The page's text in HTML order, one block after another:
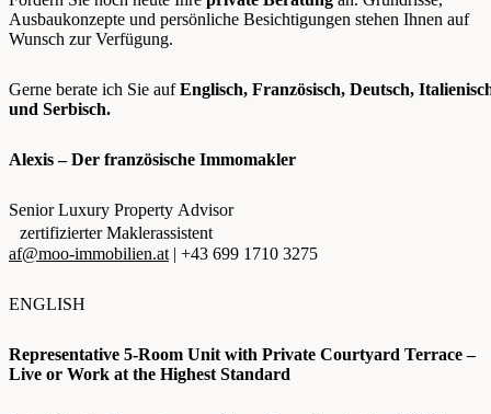
Ausbaukonzepte und persönliche Besichtigungen stehen Ihnen auf
Wunsch zur Verfügung.
Gerne berate ich Sie aufEnglisch, Französisch, Deutsch,
und Serbisch.
Alexis – Der französische Immomakler
Senior Luxury Property Advisor
zertifizierter Maklerassistent
af@moo-immobilien.at | +43 699 1710 3275
ENGLISH
Representative 5-Room Unit with Private Courtyard Terrace –
Live or Work at the Highest Standard